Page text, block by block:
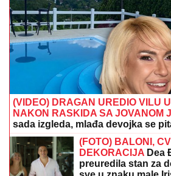
(VIDEO) DRAGAN UREDIO VILU
NAKON RASKIDA SA JOVANOM
sada izgleda, mlađa devojka se
(FOTO) BALONI,
DEKORACIJA Dea
preuredila stan za